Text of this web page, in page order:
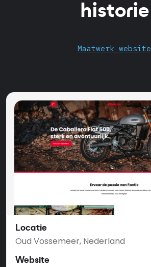
historie
Maatwerk website
Locatie
Oud Vossemeer, Nederland
Website